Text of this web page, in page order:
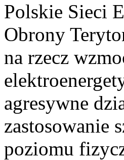
Polskie Sieci
Obrony
na rzecz
agresywne
zastosowanie
poziomu